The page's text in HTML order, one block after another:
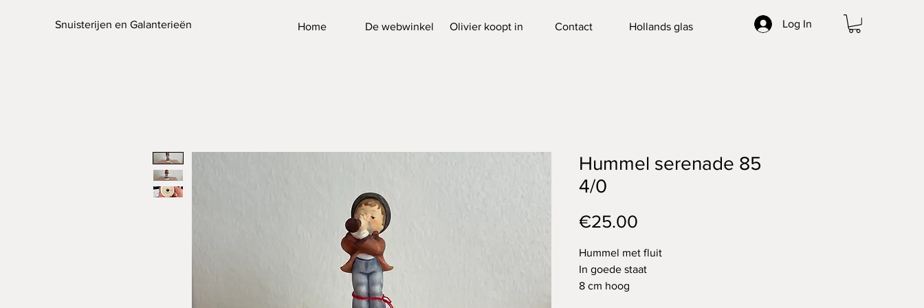
Snuisterijen en Galanterieën Log In
Home De webwinkel Olivier koopt in Contact Hollands glas
Hummel serenade 85
4/0
€25.00
Hummel met fluit
In goede staat
8 cm hoog